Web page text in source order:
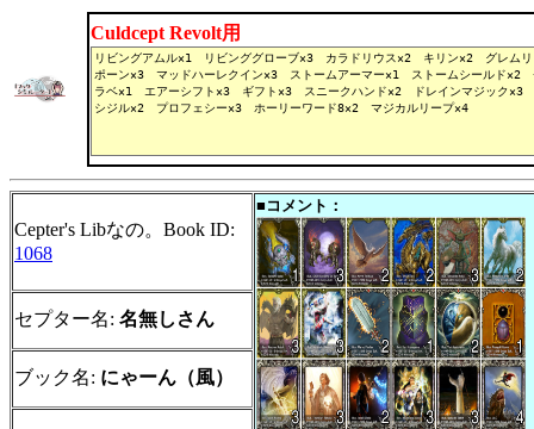
Culdcept Revolt用
Cepter's Libなの。Book ID:
1068
■コメント：
セプター名: 名無しさん
ブック名: にゃーん（風）